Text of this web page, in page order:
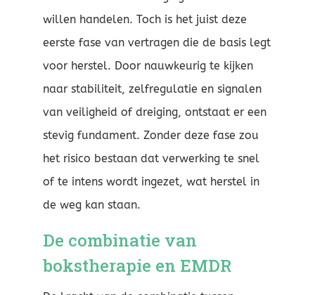
willen handelen. Toch is het juist deze
eerste fase van vertragen die de basis legt
voor herstel. Door nauwkeurig te kijken
naar stabiliteit, zelfregulatie en signalen
van veiligheid of dreiging, ontstaat er een
stevig fundament. Zonder deze fase zou
het risico bestaan dat verwerking te snel
of te intens wordt ingezet, wat herstel in
de weg kan staan.
De combinatie van
bokstherapie en EMDR